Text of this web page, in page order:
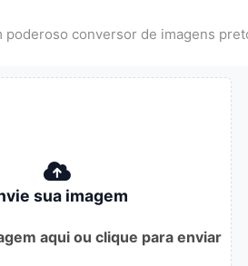
poderoso conversor de imagens
sua imagem
aqui ou clique para enviar